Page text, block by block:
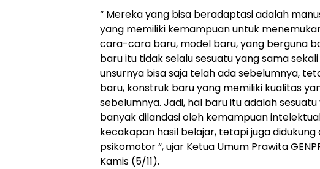
“ Mereka yang bisa beradaptasi adalah
yang memiliki kemampuan untuk
cara-cara baru, model baru, yang berguna
baru itu tidak selalu sesuatu yang sama
unsurnya bisa saja telah ada sebelumnya,
baru, konstruk baru yang memiliki kualitas
sebelumnya. Jadi, hal baru itu adalah
banyak dilandasi oleh kemampuan
kecakapan hasil belajar, tetapi juga
psikomotor “, ujar Ketua Umum Prawita
Kamis (5/11).